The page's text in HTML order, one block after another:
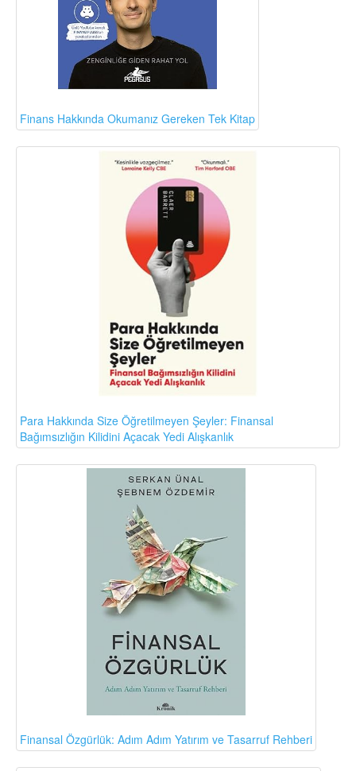
Finans Hakkında Okumanız Gereken Tek Kitap
Para Hakkında Size Öğretilmeyen Şeyler: Finansal
Bağımsızlığın Kilidini Açacak Yedi Alışkanlık
Finansal Özgürlük: Adım Adım Yatırım ve Tasarruf Rehberi